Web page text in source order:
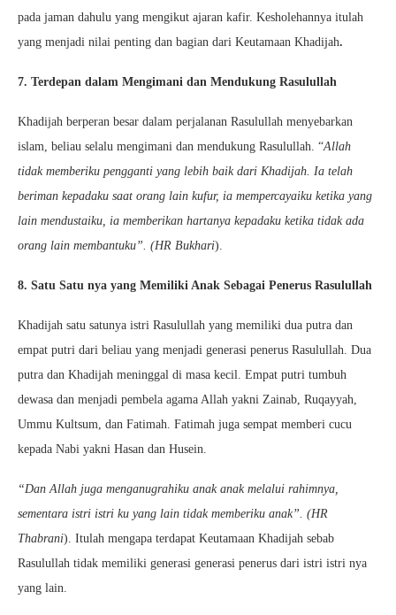
pada jaman dahulu yang mengikut ajaran kafir. Kesholehannya itulah
yang menjadi nilai penting dan bagian dari Keutamaan Khadijah.
7. Terdepan dalam Mengimani dan Mendukung Rasulullah
Khadijah berperan besar dalam perjalanan Rasulullah menyebarkan
islam, beliau selalu mengimani dan mendukung Rasulullah. “Allah
tidak memberiku pengganti yang lebih baik dari Khadijah. Ia telah
beriman kepadaku saat orang lain kufur, ia mempercayaiku ketika yang
lain mendustaiku, ia memberikan hartanya kepadaku ketika tidak ada
orang lain membantuku”. (HR Bukhari).
8. Satu Satu nya yang Memiliki Anak Sebagai Penerus Rasulullah
Khadijah satu satunya istri Rasulullah yang memiliki dua putra dan
empat putri dari beliau yang menjadi generasi penerus Rasulullah. Dua
putra dan Khadijah meninggal di masa kecil. Empat putri tumbuh
dewasa dan menjadi pembela agama Allah yakni Zainab, Ruqayyah,
Ummu Kultsum, dan Fatimah. Fatimah juga sempat memberi cucu
kepada Nabi yakni Hasan dan Husein.
“Dan Allah juga menganugrahiku anak anak melalui rahimnya,
sementara istri istri ku yang lain tidak memberiku anak”. (HR
Thabrani). Itulah mengapa terdapat Keutamaan Khadijah sebab
Rasulullah tidak memiliki generasi generasi penerus dari istri istri nya
yang lain.